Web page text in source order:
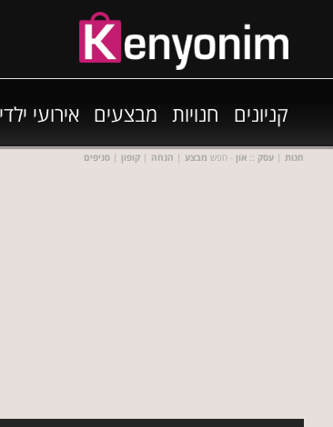
קניונים חנויות מבצעים אירועי
חנות | עסק :: און - חפש מבצע | הנחה | קופון | סניפים